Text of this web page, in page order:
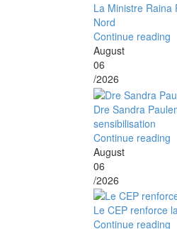
La Ministre Raina
Nord
Continue reading
August
06
/2026
Dre Sandra
sensibilisation
Continue reading
August
06
/2026
Le CEP renforce
Continue reading